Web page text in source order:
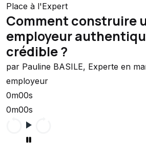
Place à l'Expert
Comment construire
employeur
crédible ?
par Pauline BASILE, Experte en
employeur
0m00s
0m00s